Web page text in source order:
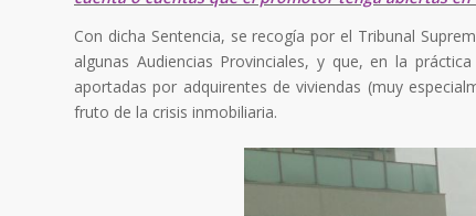
Con dicha Sentencia, se recogía por el Tribunal
algunas Audiencias Provinciales, y que, en la
aportadas por adquirentes de viviendas (muy
fruto de la crisis inmobiliaria.